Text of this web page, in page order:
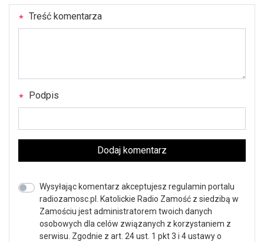
Treść komentarza
Podpis
Dodaj komentarz
Wysyłając komentarz akceptujesz regulamin portalu
radiozamosc.pl. Katolickie Radio Zamość z siedzibą w
Zamościu jest administratorem twoich danych
osobowych dla celów związanych z korzystaniem z
serwisu. Zgodnie z art. 24 ust. 1 pkt 3 i 4 ustawy o